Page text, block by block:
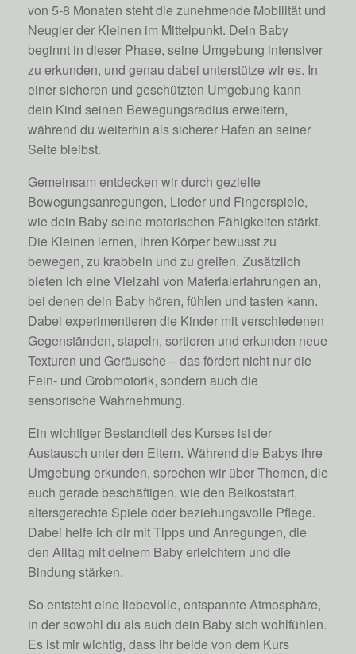
von 5-8 Monaten steht die zunehmende Mobilität und
Neugier der Kleinen im Mittelpunkt. Dein Baby
beginnt in dieser Phase, seine Umgebung intensiver
zu erkunden, und genau dabei unterstütze wir es. In
einer sicheren und geschützten Umgebung kann
dein Kind seinen Bewegungsradius erweitern,
während du weiterhin als sicherer Hafen an seiner
Seite bleibst.
Gemeinsam entdecken wir durch gezielte
Bewegungsanregungen, Lieder und Fingerspiele,
wie dein Baby seine motorischen Fähigkeiten stärkt.
Die Kleinen lernen, ihren Körper bewusst zu
bewegen, zu krabbeln und zu greifen. Zusätzlich
bieten ich eine Vielzahl von Materialerfahrungen an,
bei denen dein Baby hören, fühlen und tasten kann.
Dabei experimentieren die Kinder mit verschiedenen
Gegenständen, stapeln, sortieren und erkunden neue
Texturen und Geräusche – das fördert nicht nur die
Fein- und Grobmotorik, sondern auch die
sensorische Wahrnehmung.
Ein wichtiger Bestandteil des Kurses ist der
Austausch unter den Eltern. Während die Babys ihre
Umgebung erkunden, sprechen wir über Themen, die
euch gerade beschäftigen, wie den Beikoststart,
altersgerechte Spiele oder beziehungsvolle Pflege.
Dabei helfe ich dir mit Tipps und Anregungen, die
den Alltag mit deinem Baby erleichtern und die
Bindung stärken.
So entsteht eine liebevolle, entspannte Atmosphäre,
in der sowohl du als auch dein Baby sich wohlfühlen.
Es ist mir wichtig, dass ihr beide von dem Kurs